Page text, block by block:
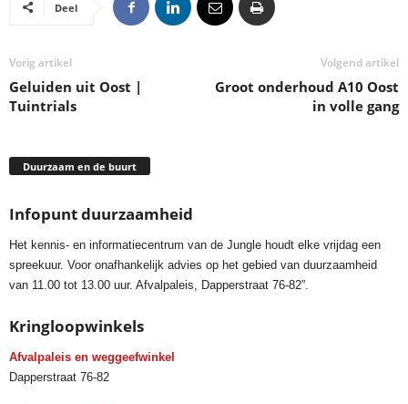
Deel
Vorig artikel
Geluiden uit Oost |
Tuintrials
Volgend artikel
Groot onderhoud A10 Oost
in volle gang
Duurzaam en de buurt
Infopunt duurzaamheid
Het kennis- en informatiecentrum van de Jungle houdt elke vrijdag een
spreekuur. Voor onafhankelijk advies op het gebied van duurzaamheid
van 11.00 tot 13.00 uur. Afvalpaleis, Dapperstraat 76-82”.
Kringloopwinkels
Afvalpaleis en weggeefwinkel
Dapperstraat 76-82